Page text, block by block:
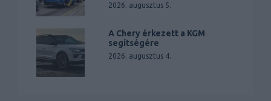
2026. augusztus 5.
A Chery érkezett a KGM
segítségére
2026. augusztus 4.